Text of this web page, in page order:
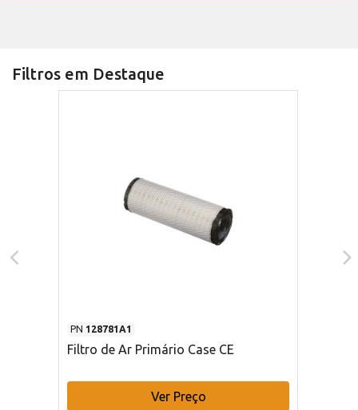
Filtros em Destaque
PN 128781A1
Filtro de Ar Primário Case CE
Ver Preço